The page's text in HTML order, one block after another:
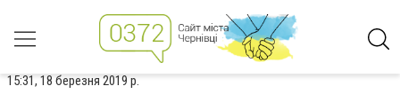
15:31, 18 березня 2019 р.